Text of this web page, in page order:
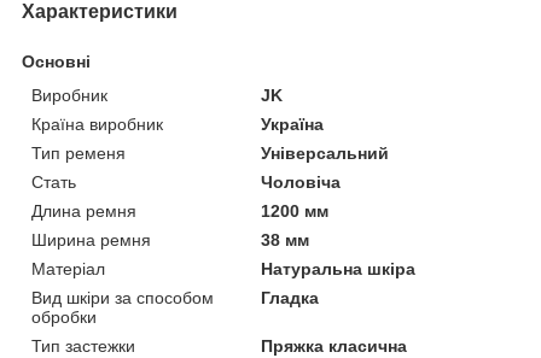
Характеристики
Основні
Виробник
JK
Країна виробник
Україна
Тип ременя
Універсальний
Стать
Чоловіча
Длина ремня
1200 мм
Ширина ремня
38 мм
Матеріал
Натуральна шкіра
Вид шкіри за способом
обробки
Гладка
Тип застежки
Пряжка класична